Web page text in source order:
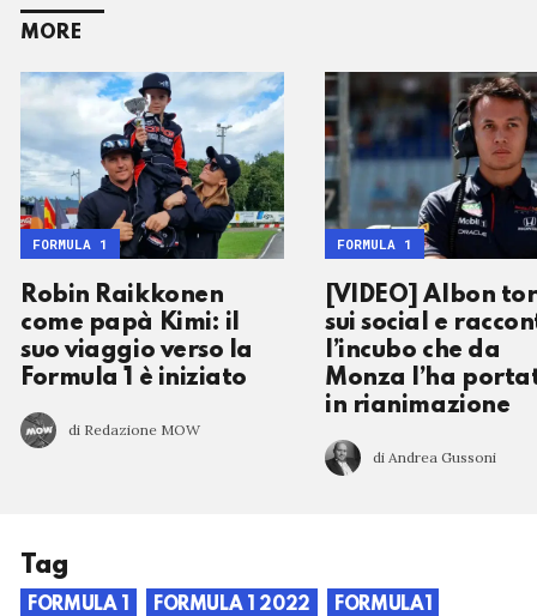
MORE
Robin Raikkonen
come papà Kimi: il
suo viaggio verso la
Formula 1 è iniziato
di Redazione MOW
FORMULA 1
[VIDEO] Albon
sui social e
l’incubo che da
Monza l’ha
in rianimazione
di Andrea Gussoni
FORMULA 1
Tag
FORMULA 1 FORMULA 1 2022 FORMULA1